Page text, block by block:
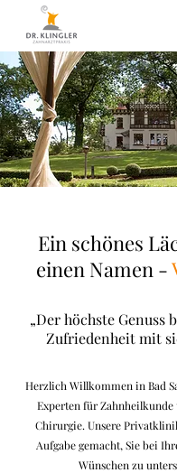
Ein schönes
einen Namen -
„Der höchste Genuss
Zufriedenheit mit
Herzlich Willkommen in Bad
Experten für Zahnheilkunde
Chirurgie. Unsere
Aufgabe gemacht, Sie bei
Wünschen zu